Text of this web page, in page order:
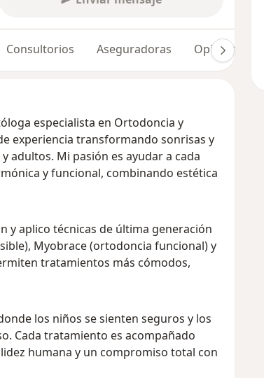
Consultorios Aseguradoras Opiniones (49)
especialista en Ortodoncia y
experiencia transformando sonrisas y
adultos. Mi pasión es ayudar a cada
y funcional, combinando estética
y aplico técnicas de última generación
Myobrace (ortodoncia funcional) y
tratamientos más cómodos,
los niños se sienten seguros y los
Cada tratamiento es acompañado
humana y un compromiso total con